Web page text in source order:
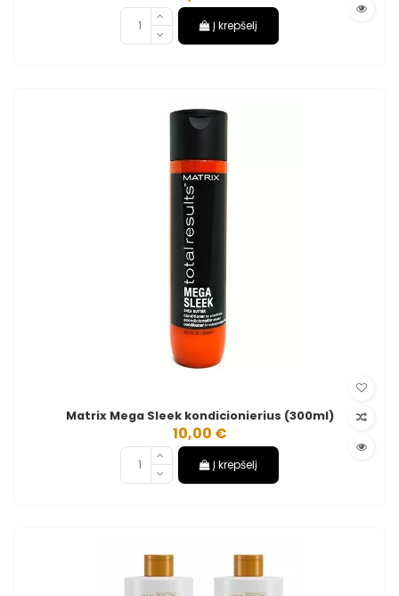
Į krepšelį
Matrix Mega Sleek kondicionierius (300ml)
10,00 €
Į krepšelį